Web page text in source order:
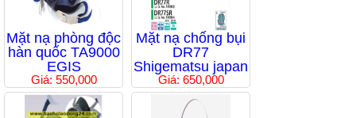
Mặt nạ phòng độc
hàn quốc TA9000
EGIS
Giá: 550,000
Mặt nạ chống bụi
DR77
Shigematsu japan
Giá: 650,000